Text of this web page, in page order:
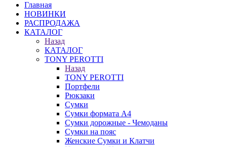
Главная
НОВИНКИ
РАСПРОДАЖА
КАТАЛОГ
Назад
КАТАЛОГ
TONY PEROTTI
Назад
TONY PEROTTI
Портфели
Рюкзаки
Сумки
Сумки формата А4
Сумки дорожные - Чемоданы
Сумки на пояс
Женские Сумки и Клатчи